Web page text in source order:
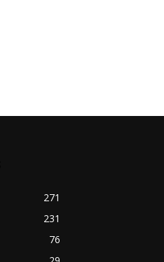
271
231
76